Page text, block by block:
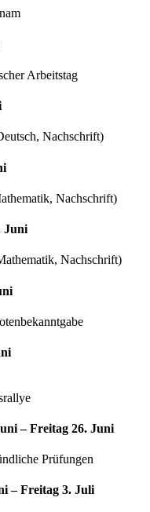
Arbeitstag
Nachschrift)
Nachschrift)
Juni
Nachschrift)
– Freitag 26. Juni
Prüfungen
– Freitag 3. Juli